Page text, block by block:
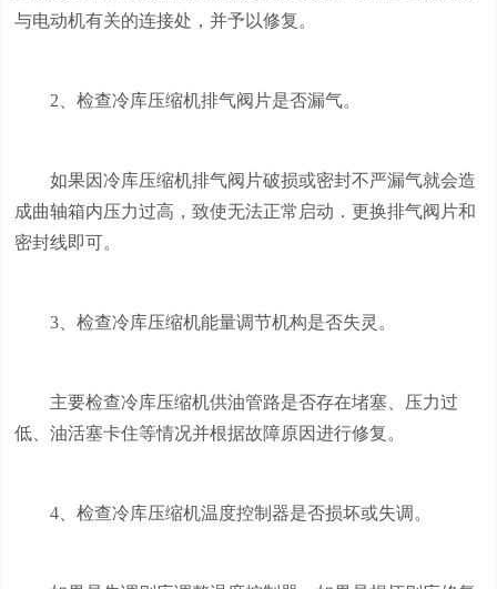
与电动机有关的连接处，并予以修复。
2、检查冷库压缩机排气阀片是否漏气。
如果因冷库压缩机排气阀片破损或密封不严漏气就会造
成曲轴箱内压力过高，致使无法正常启动．更换排气阀片和
密封线即可。
3、检查冷库压缩机能量调节机构是否失灵。
主要检查冷库压缩机供油管路是否存在堵塞、压力过
低、油活塞卡住等情况并根据故障原因进行修复。
4、检查冷库压缩机温度控制器是否损坏或失调。